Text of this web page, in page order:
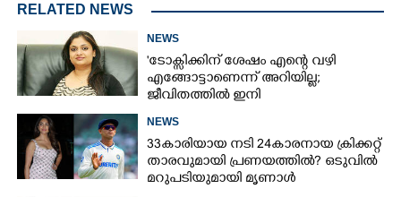
RELATED NEWS
NEWS
'ടോക്സിക്കിന് ശേഷം എന്റെ വഴി
എങ്ങോട്ടാണെന്ന് അറിയില്ല;
ജീവിതത്തിൽ ഇനി
ഉള്ളിൽ ഉണ്ടായിരിക്കും'
NEWS
33കാരിയായ നടി 24കാരനായ ക്രിക്കറ്റ്
താരവുമായി പ്രണയത്തിൽ? ഒടുവിൽ
മറുപടിയുമായി മൃണാൾ